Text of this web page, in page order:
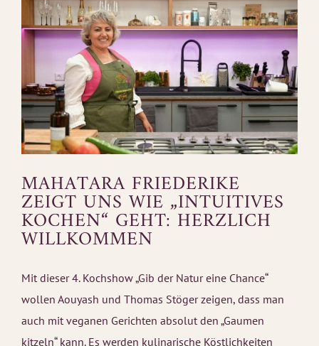
MAHATARA FRIEDERIKE
ZEIGT UNS WIE „INTUITIVES
KOCHEN“ GEHT: HERZLICH
WILLKOMMEN
Mit dieser 4. Kochshow „Gib der Natur eine Chance“
wollen Aouyash und Thomas Stöger zeigen, dass man
auch mit veganen Gerichten absolut den „Gaumen
kitzeln“ kann. Es werden kulinarische Köstlichkeiten